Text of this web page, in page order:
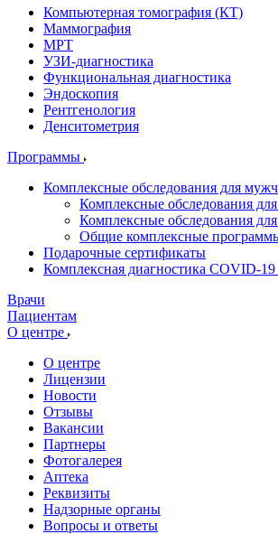
Компьютерная томография (КТ)
Маммография
МРТ
УЗИ-диагностика
Функциональная диагностика
Эндоскопия
Рентгенология
Денситометрия
Программы
Комплексные обследования для
Комплексные обследования
Комплексные обследования
Общие комплексные
Подарочные сертификаты
Комплексная диагностика COVID-
Врачи
Пациентам
О центре
О центре
Лицензии
Новости
Отзывы
Вакансии
Партнеры
Фотогалерея
Аптека
Реквизиты
Надзорные органы
Вопросы и ответы